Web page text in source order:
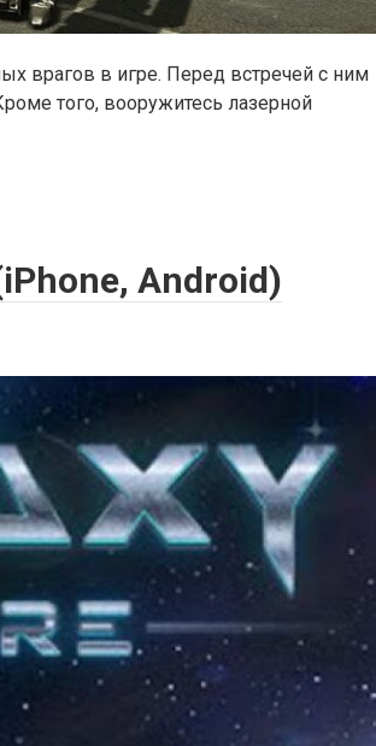
врагов в игре. Перед встречей с ним
того, вооружитесь лазерной
Android)